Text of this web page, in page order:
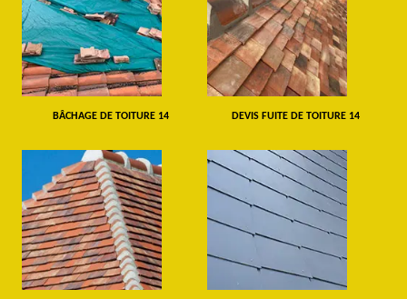
BÂCHAGE DE TOITURE 14 DEVIS FUITE DE TOITURE 14